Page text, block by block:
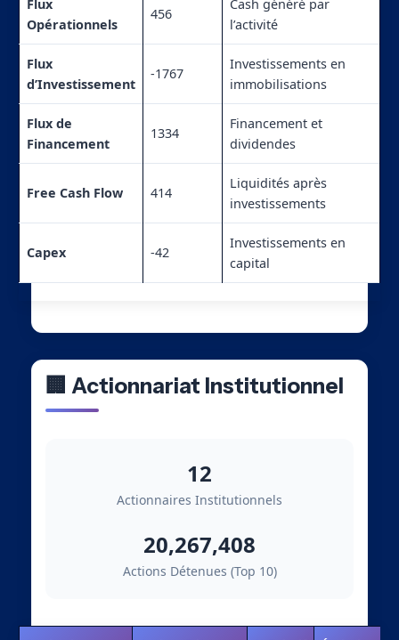
Flux
Opérationnels
456
Cash généré par
l’activité
Flux
d’Investissement
-1767
Investissements en
immobilisations
Flux de
Financement
1334
Financement et
dividendes
Free Cash Flow 414
Liquidités après
investissements
Capex -42
Investissements en
capital
🏢 Actionnariat Institutionnel
12
Actionnaires Institutionnels
20,267,408
Actions Détenues (Top 10)